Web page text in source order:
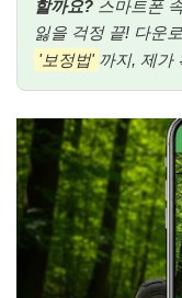
할까요? 스마트폰
잃을 걱정 끝! 다운
'보정법' 까지, 제가